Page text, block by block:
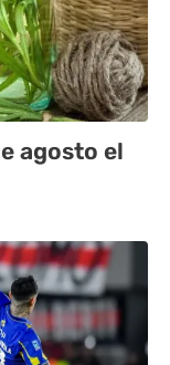
agosto el